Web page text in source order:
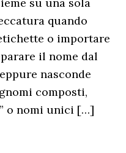
quando
o importare
il nome dal
nasconde
composti,
o nomi unici […]